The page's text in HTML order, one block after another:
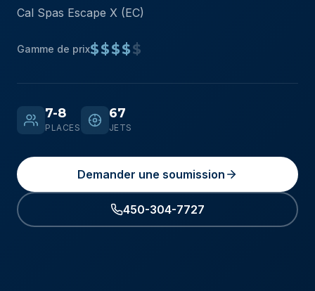
Cal Spas Escape X (EC)
Gamme de prix$$$$$
7-8
PLACES
67
JETS
Demander une soumission
450-304-7727